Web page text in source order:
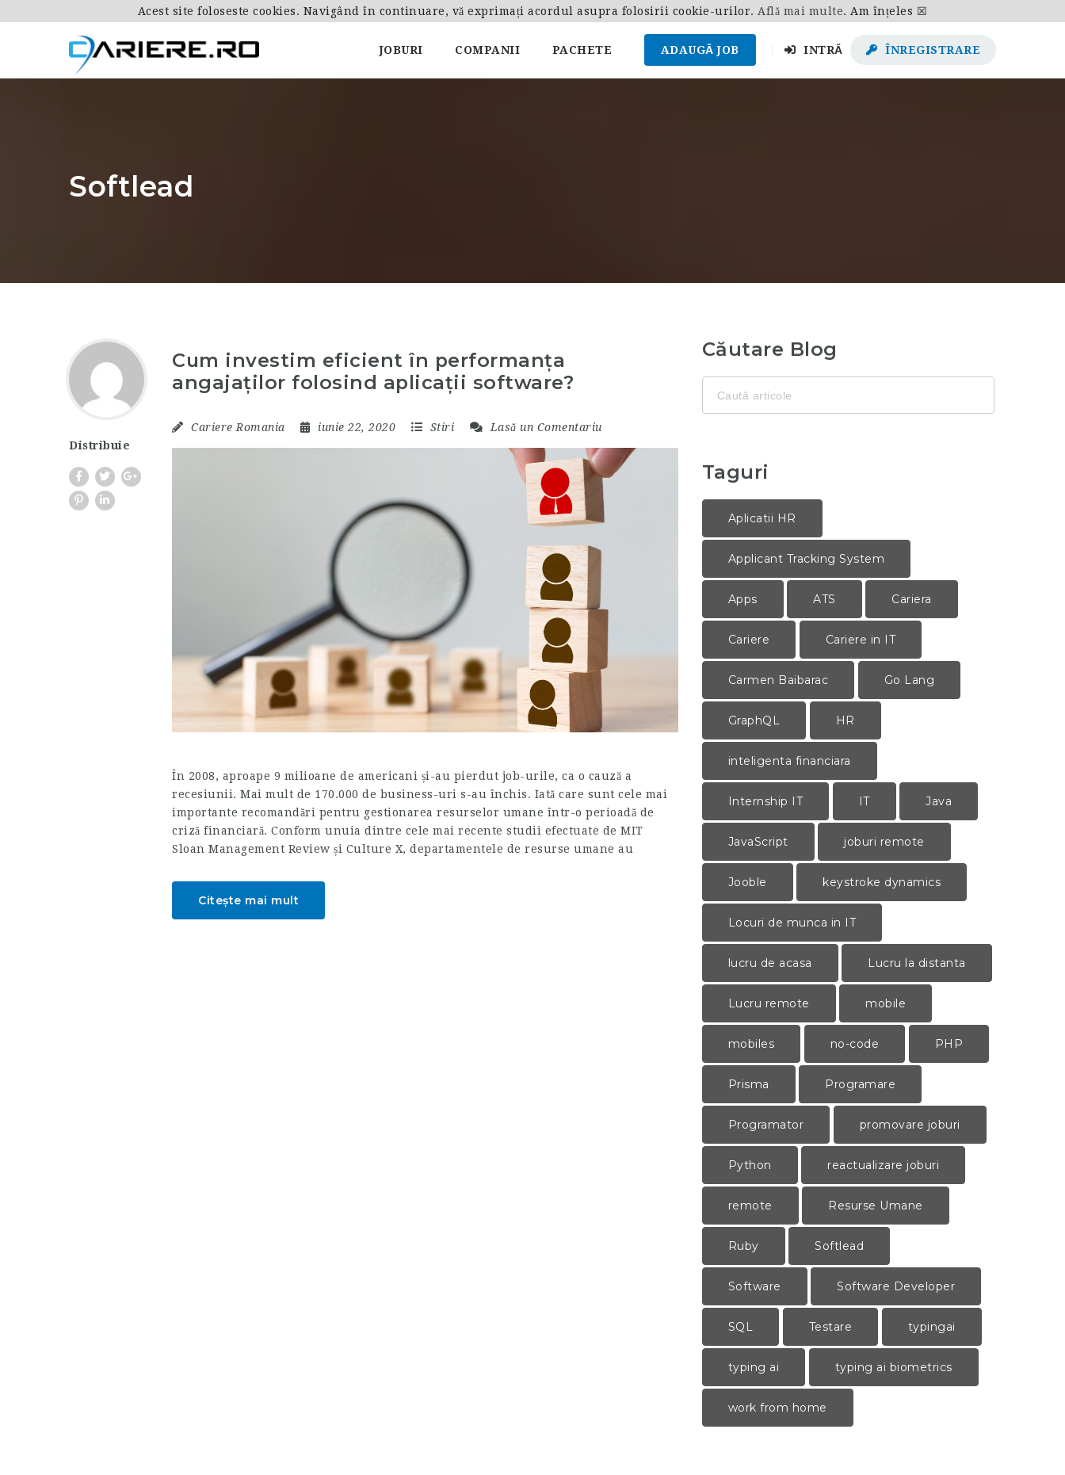
JOBURI COMPANII PACHETE ADAUGĂ JOB INTRĂ ÎNREGISTRARE
Softlead
Distribuie
Cum investim eficient în performanța
angajaților folosind aplicații software?
Cariere Romania iunie 22, 2020 Stiri Lasă un Comentariu
În 2008, aproape 9 milioane de americani și-au pierdut job-urile, ca o cauză a
recesiunii. Mai mult de 170.000 de business-uri s-au închis. Iată care sunt cele mai
importante recomandări pentru gestionarea resurselor umane într-o perioadă de
criză financiară. Conform unuia dintre cele mai recente studii efectuate de MIT
Sloan Management Review și Culture X, departamentele de resurse umane au
Citește mai mult
Căutare Blog
pentru:
Taguri
Aplicatii HR
Applicant Tracking System
Apps ATS Cariera
Cariere Cariere in IT
Carmen Baibarac Go Lang
GraphQL HR
inteligenta financiara
Internship IT IT Java
JavaScript joburi remote
Jooble keystroke dynamics
Locuri de munca in IT
lucru de acasa Lucru la distanta
Lucru remote mobile
mobiles no-code PHP
Prisma Programare
Programator promovare joburi
Python reactualizare joburi
remote Resurse Umane
Ruby Softlead
Software Software Developer
SQL Testare typingai
typing ai typing ai biometrics
work from home
Acest site foloseste cookies. Navigând în continuare, vă exprimați acordul asupra folosirii cookie-urilor. Află mai multe. Am înțeles ☒